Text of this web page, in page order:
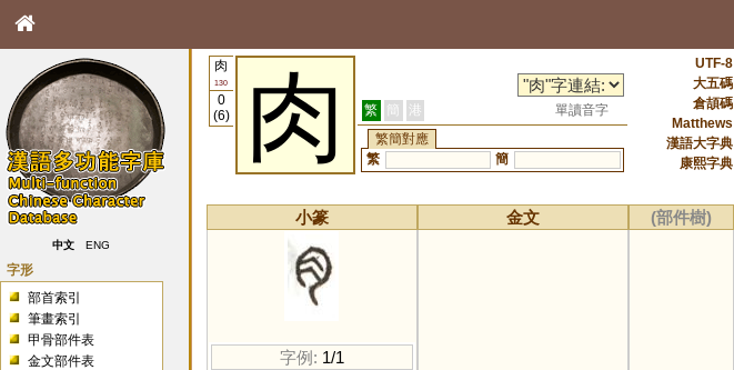
中文 ENG
字形
部首索引
筆畫索引
甲骨部件表
金文部件表
肉
130
0
(6)
肉 繁 簡 港
單讀音字
繁簡對應
繁
簡
UTF-8
大五碼
倉頡碼
Matthews
漢語大字典
康熙字典
小篆
字例: 1/1
金文 (部件樹)